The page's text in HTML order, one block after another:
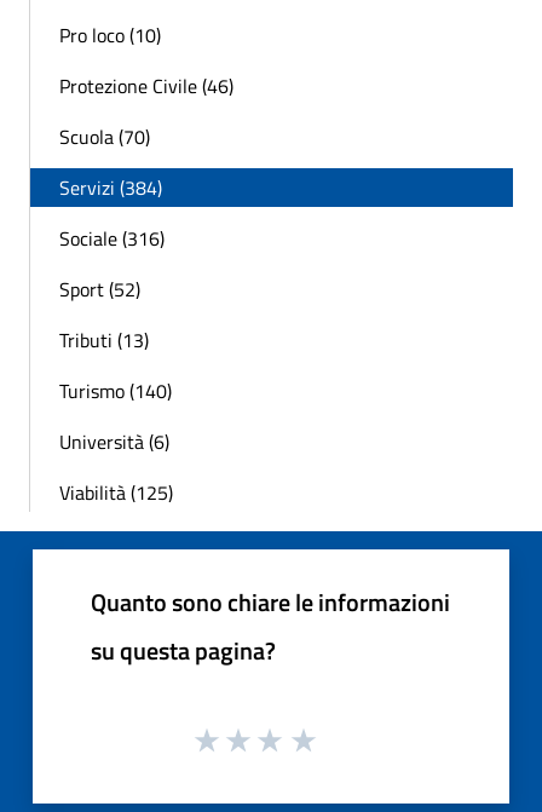
Pro loco (10)
Protezione Civile (46)
Scuola (70)
Servizi (384)
Sociale (316)
Sport (52)
Tributi (13)
Turismo (140)
Università (6)
Viabilità (125)
Quanto sono chiare le informazioni
su questa pagina?